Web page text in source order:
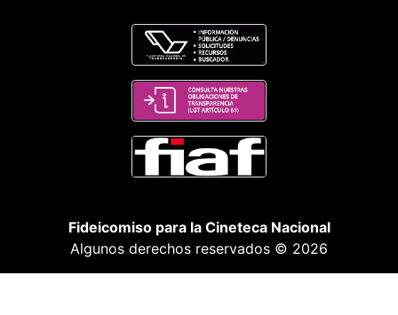
Fideicomiso para la Cineteca Nacional
Algunos derechos reservados © 2026